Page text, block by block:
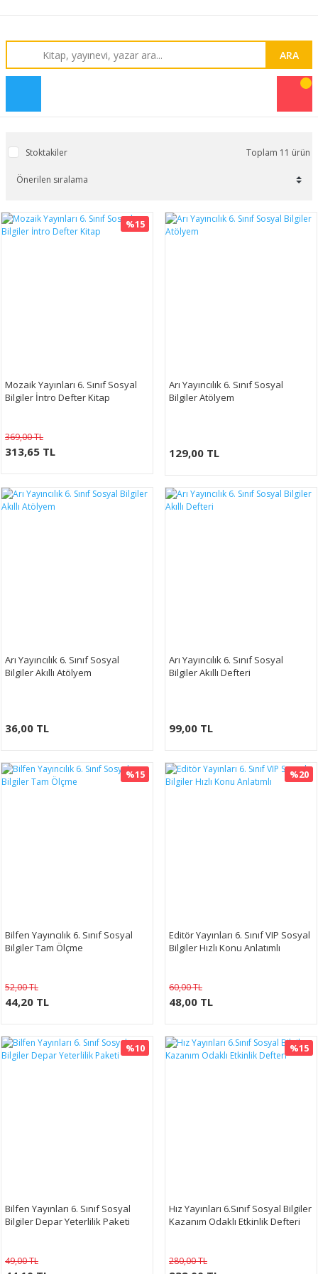
ARA
Stoktakiler Toplam 11 ürün
%15
Mozaik Yayınları 6. Sınıf Sosyal
Bilgiler İntro Defter Kitap
369,00 TL
313,65 TL
Arı Yayıncılık 6. Sınıf Sosyal
Bilgiler Atölyem
129,00 TL
Arı Yayıncılık 6. Sınıf Sosyal
Bilgiler Akıllı Atölyem
36,00 TL
Arı Yayıncılık 6. Sınıf Sosyal
Bilgiler Akıllı Defteri
99,00 TL
%15
Bilfen Yayıncılık 6. Sınıf Sosyal
Bilgiler Tam Ölçme
52,00 TL
44,20 TL
%20
Editör Yayınları 6. Sınıf VIP Sosyal
Bilgiler Hızlı Konu Anlatımlı
60,00 TL
48,00 TL
%10
Bilfen Yayınları 6. Sınıf Sosyal
Bilgiler Depar Yeterlilik Paketi
49,00 TL
%15
Hız Yayınları 6.Sınıf Sosyal Bilgiler
Kazanım Odaklı Etkinlik Defteri
280,00 TL